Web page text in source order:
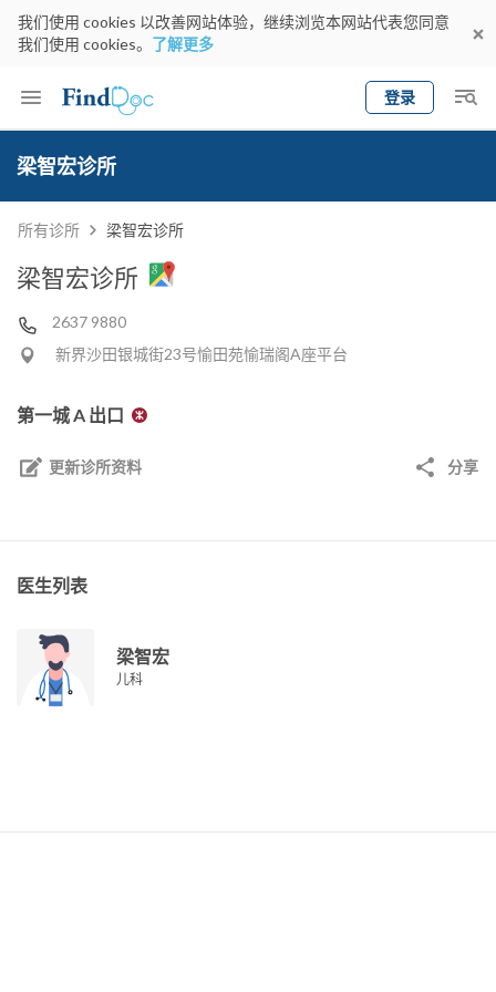
我们使用 cookies 以改善网站体验，继续浏览本网站代表您同意
我们使用 cookies。 了解更多
登录
Keyword
梁智宏诊所
所有诊所 梁智宏诊所
梁智宏诊所
2637 9880
新界沙田银城街23号愉田苑愉瑞阁A座平台
第一城 A 出口
更新诊所资料 分享
医生列表
梁智宏
儿科